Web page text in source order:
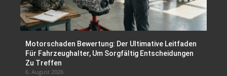
Motorschaden Bewertung: Der Ultimative Leitfaden
Für Fahrzeughalter, Um Sorgfältig Entscheidungen
Zu Treffen
6. August 2026